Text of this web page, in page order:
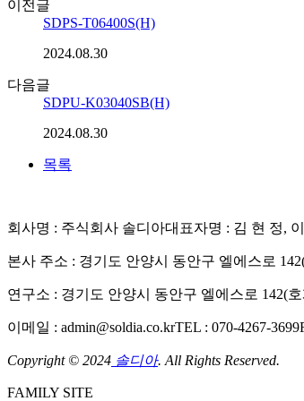
이전글
SDPS-T06400S(H)
2024.08.30
다음글
SDPU-K03040SB(H)
2024.08.30
목록
회사명 : 주식회사 솔디아대표자명 : 김 현 정,
본사 주소 : 경기도 안양시 동안구 엘에스로
연구소 : 경기도 안양시 동안구 엘에스로 142(
이메일 : admin@soldia.co.krTEL : 070-4267-3699
Copyright © 2024 솔디아. All Rights Reserved.
FAMILY SITE